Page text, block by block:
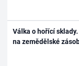
Válka o hořící
na zemědělské